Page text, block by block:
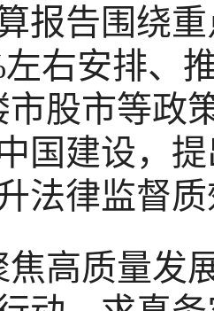
报告围绕
右安排、
市股市等政
国建设，
法律监督
焦高质量发